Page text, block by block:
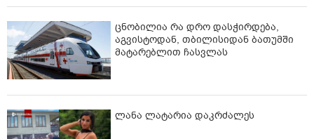
ცნობილია რა დრო დასჭირდება,
აგვისტოდან, თბილისიდან ბათუმში
მატარებლით ჩასვლას
ლანა ლატარია დაკრძალეს